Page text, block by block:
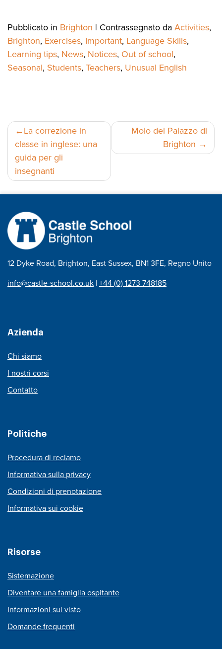
Pubblicato in Brighton | Contrassegnato daActivities,
Brighton, Exercises, Important, Language Skills,
Learning tips, News, Notices, Out of school,
Seasonal, Students, Teachers, Unusual English
Navigazione
articoli
La correzione in
classe in inglese: una
guida per gli
insegnanti
Molo del Palazzo di
Brighton
12 Dyke Road, Brighton, East Sussex, BN1 3FE, Regno Unito
info@castle-school.co.uk |+44 (0) 1273 748185
Azienda
Chi siamo
I nostri corsi
Contatto
Politiche
Procedura di reclamo
Informativa sulla privacy
Condizioni di prenotazione
Informativa sui cookie
Risorse
Sistemazione
Diventare una famiglia ospitante
Informazioni sul visto
Domande frequenti